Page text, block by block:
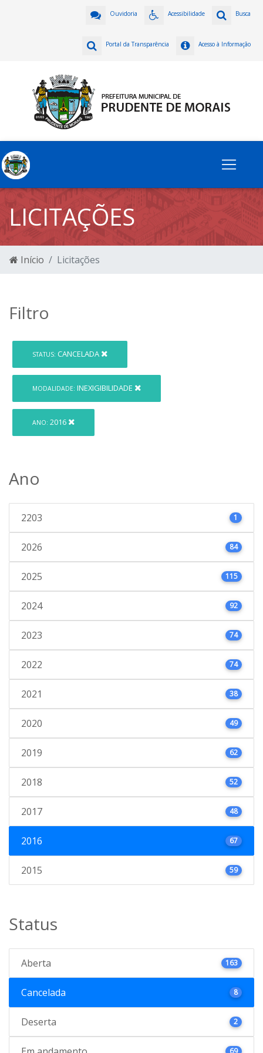
Busca
Acessibilidade
Ouvidoria
Acesso à Informação
Portal da Transparência
LICITAÇÕES
Início Licitações
Filtro
STATUS: CANCELADA
MODALIDADE: INEXIGIBILIDADE
ANO: 2016
Ano
2203 1
2026 84
2025 115
2024 92
2023 74
2022 74
2021 38
2020 49
2019 62
2018 52
2017 48
2016 67
2015 59
Status
Aberta 163
Cancelada 8
Deserta 2
69